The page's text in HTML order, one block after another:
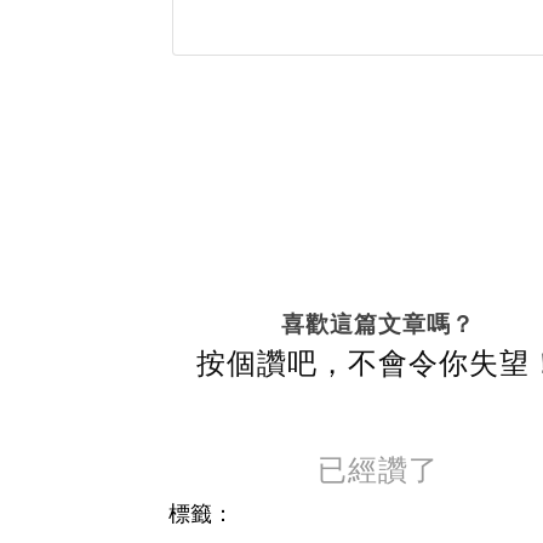
喜歡這篇文章嗎？
按個讚吧，不會令你失望
已經讚了
標籤：